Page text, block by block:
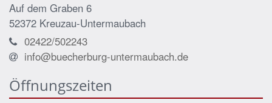
Auf dem Graben 6
52372 Kreuzau-Untermaubach
02422/502243
info@buecherburg-untermaubach.de
Öffnungszeiten